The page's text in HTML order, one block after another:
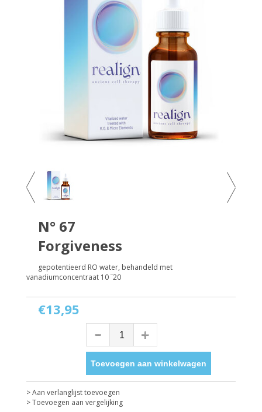
N° 67
Forgiveness
gepotentieerd RO water, behandeld met
vanadiumconcentraat 10 ‾20
€13,95
Toevoegen aan winkelwagen
> Aan verlanglijst toevoegen
> Toevoegen aan vergelijking